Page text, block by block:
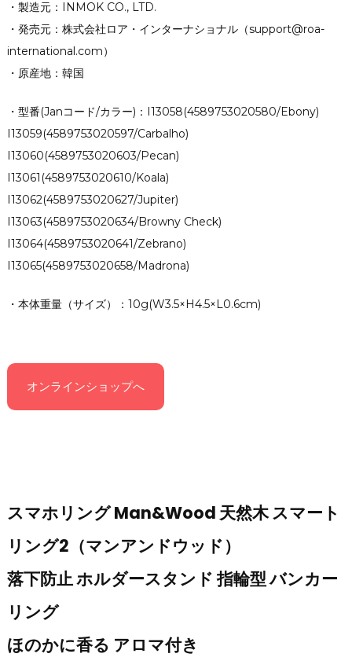
・製造元：INMOK CO., LTD.
・発売元：株式会社ロア・インターナショナル（support@roa-
international.com）
・原産地：韓国
・型番(Janコード/カラー)：I13058(4589753020580/Ebony)
I13059(4589753020597/Carbalho)
I13060(4589753020603/Pecan)
I13061(4589753020610/Koala)
I13062(4589753020627/Jupiter)
I13063(4589753020634/Browny Check)
I13064(4589753020641/Zebrano)
I13065(4589753020658/Madrona)
・本体重量（サイズ）：10g(W3.5×H4.5×L0.6cm)
オンラインショップへ
スマホリング Man&Wood 天然木 スマート
リング2（マンアンドウッド）
落下防止 ホルダースタンド 指輪型 バンカー
リング
ほのかに香る アロマ付き